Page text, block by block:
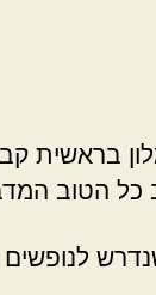
בראשית
כל הטוב